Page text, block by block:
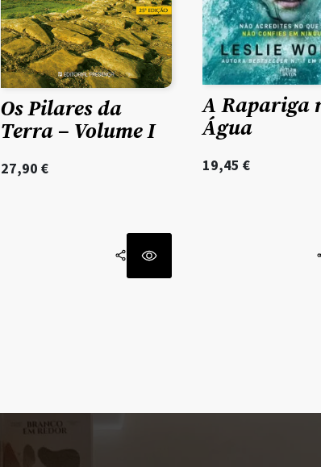
Os Pilares da
Terra – Volume I
27,90 €
A Rapariga
Água
19,45 €